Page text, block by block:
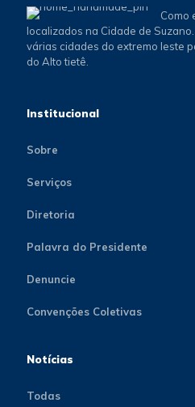
Como
localizados na Cidade de
várias cidades do extremo leste
do Alto tietê.
Institucional
Sobre
Serviços
Diretoria
Palavra do Presidente
Denuncie
Convenções Coletivas
Notícias
Todas